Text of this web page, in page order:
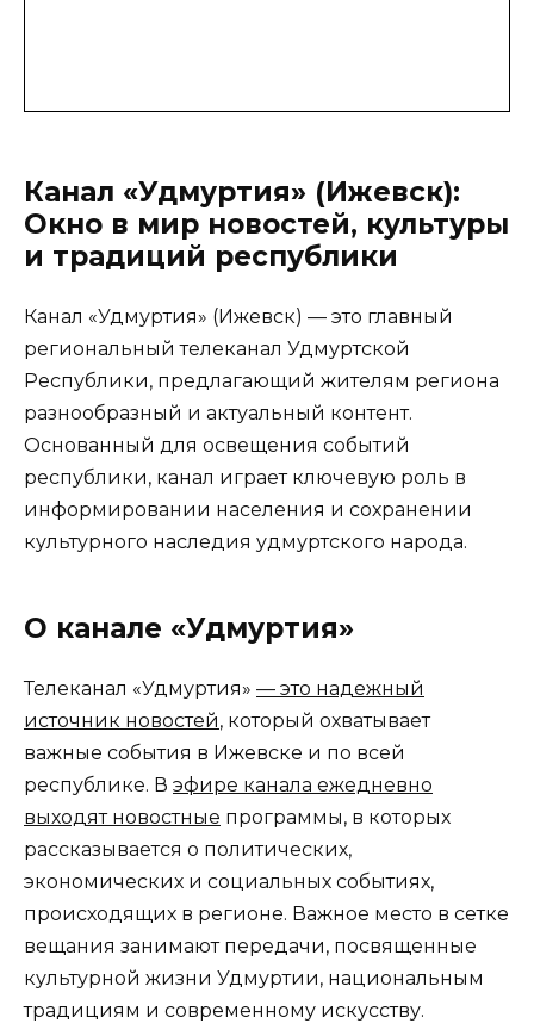
Канал «Удмуртия» (Ижевск):
Окно в мир новостей, культуры
и традиций республики
Канал «Удмуртия» (Ижевск) — это главный
региональный телеканал Удмуртской
Республики, предлагающий жителям региона
разнообразный и актуальный контент.
Основанный для освещения событий
республики, канал играет ключевую роль в
информировании населения и сохранении
культурного наследия удмуртского народа.
О канале «Удмуртия»
Телеканал «Удмуртия» — это надежный
источник новостей, который охватывает
важные события в Ижевске и по всей
республике. В эфире канала ежедневно
выходят новостные программы, в которых
рассказывается о политических,
экономических и социальных событиях,
происходящих в регионе. Важное место в сетке
вещания занимают передачи, посвященные
культурной жизни Удмуртии, национальным
традициям и современному искусству.